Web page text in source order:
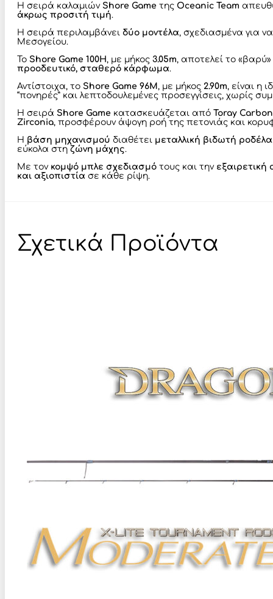
Η σειρά καλαμιών Shore Game της Oceanic Team
άκρως προσιτή τιμή.
Η σειρά περιλαμβάνει δύο μοντέλα, σχεδιασμένα για
Μεσογείου.
Το Shore Game 100H, με μήκος 3.05m, αποτελεί το «βαρύ»
προοδευτικό, σταθερό κάρφωμα.
Αντίστοιχα, το Shore Game 96M, με μήκος 2.90m, είναι η
“πονηρές” και λεπτοδουλεμένες προσεγγίσεις, χωρίς
Η σειρά Shore Game κατασκευάζεται από Toray
Zirconia, προσφέρουν άψογη ροή της πετονιάς και
Η βάση μηχανισμού διαθέτει μεταλλική βιδωτή ροδέλα
εύκολα στη ζώνη μάχης.
Με τον κομψό μπλε σχεδιασμό τους και την
και αξιοπιστία σε κάθε ρίψη.
Σχετικά Προϊόντα